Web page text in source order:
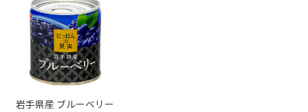
岩手県産 ブルーベリー